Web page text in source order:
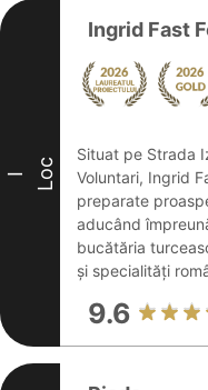
I Loc
Ingrid Fast
Situat pe Strada
Voluntari, Ingrid
preparate
aducând
bucătăria
și specialități
9.6